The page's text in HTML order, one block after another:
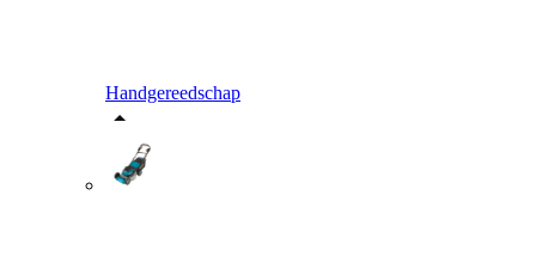
Handgereedschap